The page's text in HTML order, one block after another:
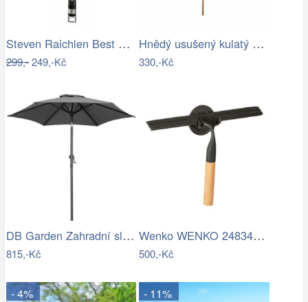
Steven Raichlen Best of Barbecue…
299,-249,-Kč
Hnědý usušený kulatý dekorativní list…
330,-Kč
DB Garden Zahradní slunečník Diane…
815,-Kč
Wenko WENKO 24834100 - Stěrka BAMBUSa…
500,-Kč
- 4% - 11%